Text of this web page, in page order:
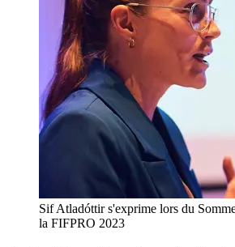
Sif Atladóttir s'exprime lors du
la FIFPRO 2023